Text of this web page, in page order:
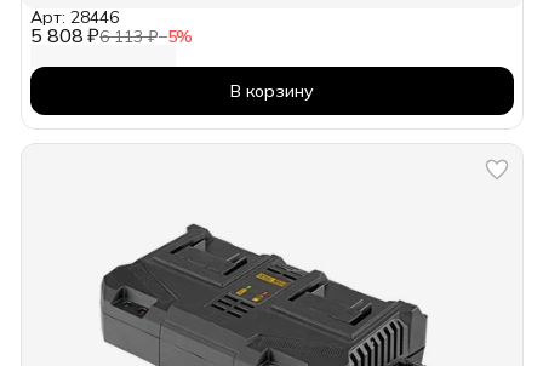
5 808 ₽6 113 ₽−5%
Арт: 28446
В корзину